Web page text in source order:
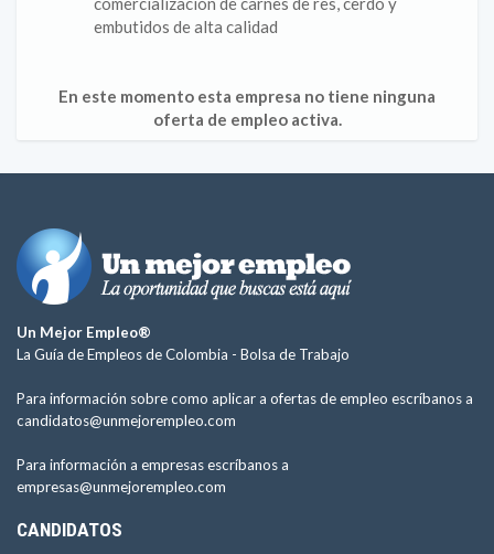
embutidos de alta calidad
En este momento esta empresa no tiene ninguna
oferta de empleo activa.
Un Mejor Empleo®
La Guía de Empleos de Colombia - Bolsa de Trabajo
Para información sobre como aplicar a ofertas de empleo escríbanos a
candidatos@unmejorempleo.com
Para información a empresas escríbanos a
empresas@unmejorempleo.com
CANDIDATOS